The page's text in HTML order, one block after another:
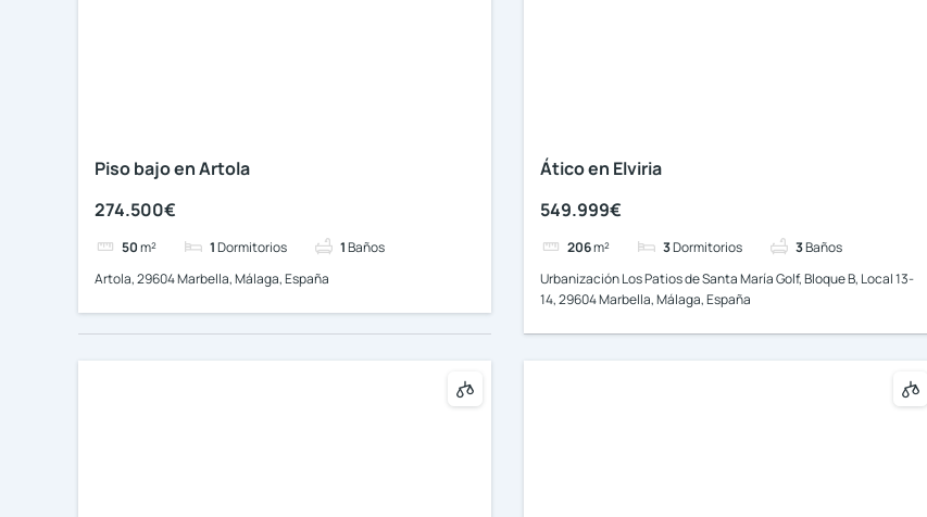
Piso bajo en Artola
274.500€
50m² 1Dormitorios 1Baños
Artola, 29604 Marbella, Málaga, España
Ático en Elviria
549.999€
206m² 3Dormitorios 3Baños
Urbanización Los Patios de Santa María Golf, Bloque B, Local 13-
14, 29604 Marbella, Málaga, España